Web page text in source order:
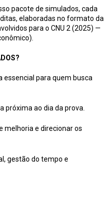
pacote de simulados, cada
elaboradas no formato da
para o CNU 2 (2025) —
para quem busca
próxima ao dia da prova.
melhoria e direcionar os
gestão do tempo e